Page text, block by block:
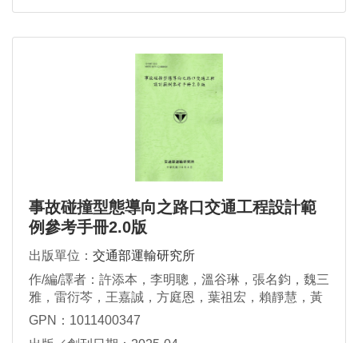
事故碰撞型態導向之路口交通工程設計範
例參考手冊2.0版
出版單位： 交通部運輸研究所
作/編/譯者：許添本，李明聰，溫谷琳，張名鈞，魏三
雅，雷衍芩，王嘉誠，方庭恩，葉祖宏，賴靜慧，黃
明正，孔垂昌
GPN：1011400347